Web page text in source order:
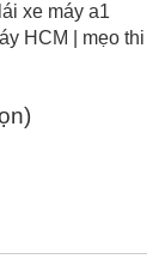
xe máy a1
HCM | mẹo thi